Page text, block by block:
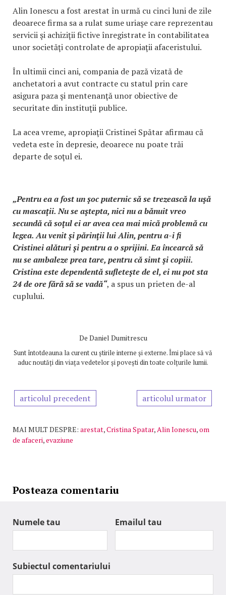
Alin Ionescu a fost arestat în urmă cu cinci luni de zile
deoarece firma sa a rulat sume uriaşe care reprezentau
servicii şi achiziţii fictive înregistrate în contabilitatea
unor societăţi controlate de apropiaţii afaceristului.
În ultimii cinci ani, compania de pază vizată de
anchetatori a avut contracte cu statul prin care
asigura paza şi mentenanţă unor obiective de
securitate din instituţii publice.
La acea vreme, apropiaţii Cristinei Spătar afirmau că
vedeta este în depresie, deoarece nu poate trăi
departe de soţul ei.
„Pentru ea a fost un şoc puternic să se trezească la uşă
cu mascaţii. Nu se aştepta, nici nu a bănuit vreo
secundă că soţul ei ar avea cea mai mică problemă cu
legea. Au venit şi părinţii lui Alin, pentru a-i fi
Cristinei alături şi pentru a o sprijini. Ea încearcă să
nu se ambaleze prea tare, pentru că simt şi copiii.
Cristina este dependentă sufleteşte de el, ei nu pot sta
24 de ore fără să se vadă“, a spus un prieten de-al
cuplului.
De Daniel Dumitrescu
Sunt întotdeauna la curent cu știrile interne și externe. Îmi place să vă
aduc noutăți din viața vedetelor și povești din toate colțurile lumii.
articolul precedent articolul urmator
MAI MULT DESPRE: arestat,Cristina Spatar, Alin Ionescu,om
de afaceri,evaziune
Posteaza comentariu
Numele tau Emailul tau
Subiectul comentariului